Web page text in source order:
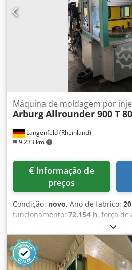
Langenfeld (Rheinland)
9.233 km
Máquina de moldagem por
ArburgAllrounder 900 T
preços
Condição: novo, Ano de fabrico:
funcionamento: 72.154 h, força de
25 mm,
Allrounder 900 T 800-150 Nº de
Fabricante: ARBURG Modelo:
Comando: Ano de fabricação:
72.154 h Dados técnicos – lado de